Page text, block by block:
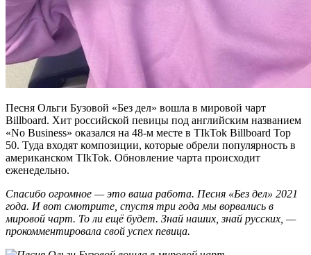
Песня Ольги Бузовой «Без дел» вошла в мировой чарт
Billboard. Хит российской певицы под английским названием
«No Business» оказался на 48-м месте в TIkTok Billboard Top
50. Туда входят композиции, которые обрели популярность в
американском TIkTok. Обновление чарта происходит
еженедельно.
Спасибо огромное — это ваша работа. Песня «Без дел» 2021
года. И вот смотрите, спустя три года мы ворвались в
мировой чарт. То ли ещё будет. Знай наших, знай русских, —
прокомментировала свой успех певица.